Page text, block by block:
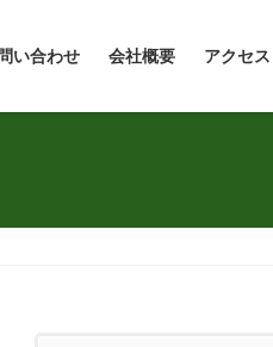
い合わせ 会社概要 アクセス